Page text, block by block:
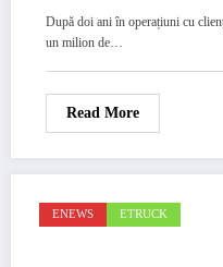
După doi ani în operațiuni cu
un milion de…
Read More
ENEWS ETRUCK